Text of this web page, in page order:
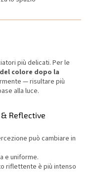
più delicati. Per le
colore dopo la
— risultare più
alla luce.
Reflective
può cambiare in
e uniforme.
riflettente è più intenso